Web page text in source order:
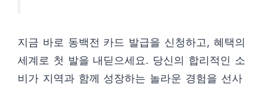
지금 바로 동백전 카드 발급을 신청하고, 혜택의
세계로 첫 발을 내딛으세요. 당신의 합리적인 소
비가 지역과 함께 성장하는 놀라운 경험을 선사